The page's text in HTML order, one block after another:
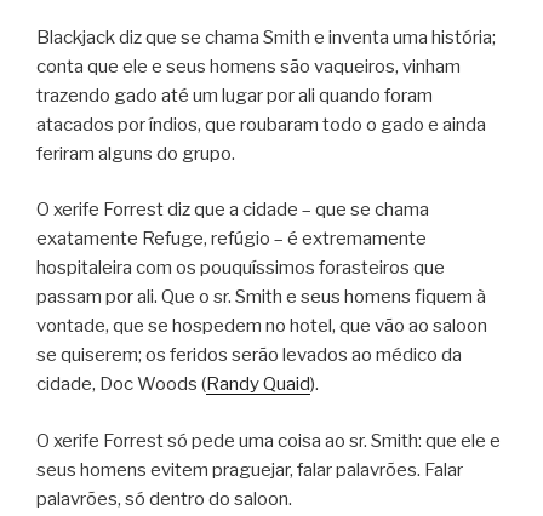
Blackjack diz que se chama Smith e inventa uma história;
conta que ele e seus homens são vaqueiros, vinham
trazendo gado até um lugar por ali quando foram
atacados por índios, que roubaram todo o gado e ainda
feriram alguns do grupo.
O xerife Forrest diz que a cidade – que se chama
exatamente Refuge, refúgio – é extremamente
hospitaleira com os pouquíssimos forasteiros que
passam por ali. Que o sr. Smith e seus homens fiquem à
vontade, que se hospedem no hotel, que vão ao saloon
se quiserem; os feridos serão levados ao médico da
cidade, Doc Woods (Randy Quaid).
O xerife Forrest só pede uma coisa ao sr. Smith: que ele e
seus homens evitem praguejar, falar palavrões. Falar
palavrões, só dentro do saloon.